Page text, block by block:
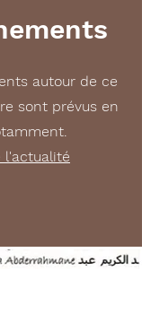
autour de ce
sont prévus en
l'actualité